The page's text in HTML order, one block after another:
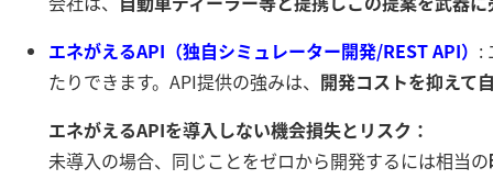
エネがえるAPI（独自シミュレーター開発/REST API） :
たりできます。API提供の強みは、 開発コストを抑えて
エネがえるAPIを導入しない機会損失とリスク：
未導入の場合、同じことをゼロから開発するには相当の